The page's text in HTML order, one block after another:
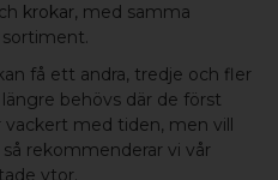
krokar, med samma
få ett andra, tredje och fler
behövs där de först
vackert med tiden, men vill
rekommenderar vi vår
ytor.